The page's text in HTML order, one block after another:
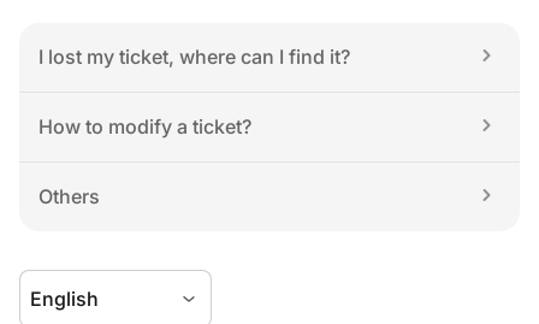
I lost my ticket, where can I find it?
How to modify a ticket?
Others